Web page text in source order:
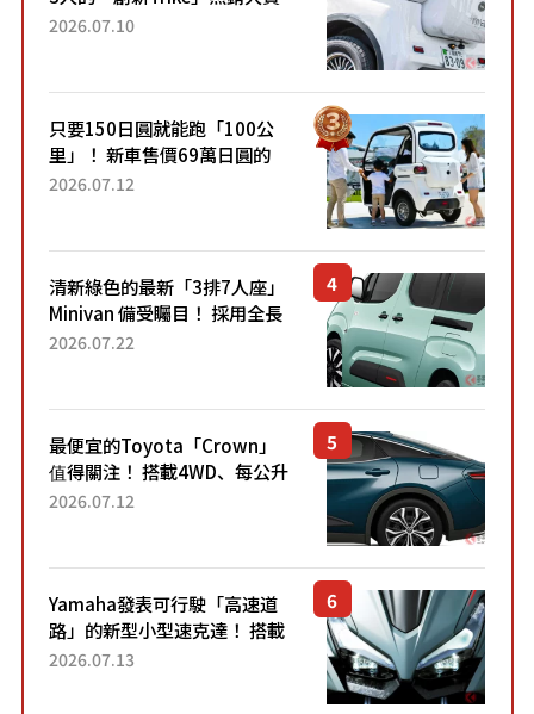
成為人氣車款！「養車成本真
2026.07.10
只要150日圓就能跑「100公
里」！ 新車售價69萬日圓的
「3人座」Trike大受歡迎！ 順
2026.07.12
清新綠色的最新「3排7人座」
Minivan 備受矚目！ 採用全長
4.7公尺剛剛好的車身尺寸與
2026.07.22
最便宜的Toyota「Crown」
值得關注！ 搭載4WD、每公升
22.4公里低油耗表現超亮眼！
2026.07.12
Yamaha發表可行駛「高速道
路」的新型小型速克達！ 搭載
能享受超強勁「渦輪感」的動
2026.07.13